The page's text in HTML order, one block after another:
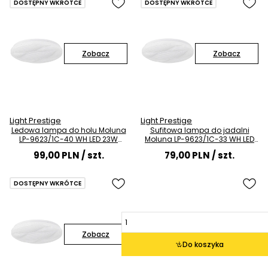
Zobacz
DOSTĘPNY WKRÓTCE
Light Prestige
Ledowa lampa do holu Moluna
LP-9623/1C-40 WH LED 23W
4000K biały
99,00 PLN/ szt.
Zobacz
DOSTĘPNY WKRÓTCE
Light Prestige
Sufitowa lampa do jadalni
Moluna LP-9623/1C-33 WH LED
18W 4000K biały
79,00 PLN/ szt.
Zobacz
DOSTĘPNY WKRÓTCE
Do koszyka